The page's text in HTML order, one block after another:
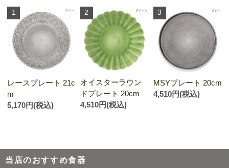
1
レースプレート 21c
m
5,170円(税込)
2
オイスターラウン
ドプレート 20cm
4,510円(税込)
3
MSYプレート 20cm
4,510円(税込)
当店のおすすめ食器